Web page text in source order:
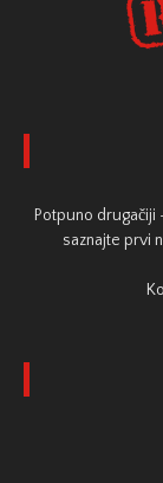
Potpuno
saznajte prvi